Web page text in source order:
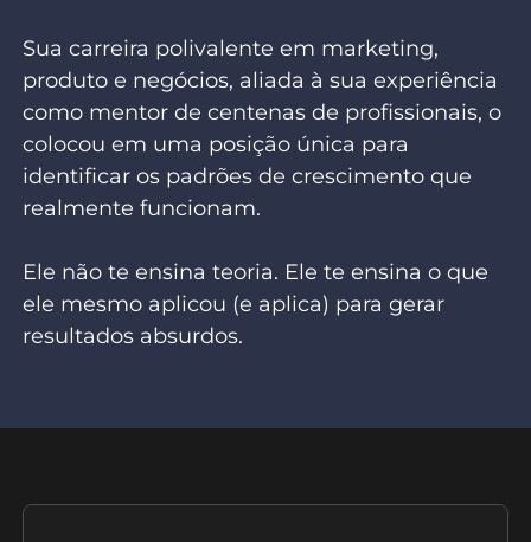
Sua carreira polivalente em marketing,
produto e negócios, aliada à sua experiência
como mentor de centenas de profissionais, o
colocou em uma posição única para
identificar os padrões de crescimento que
realmente funcionam.
Ele não te ensina teoria. Ele te ensina o que
ele mesmo aplicou (e aplica) para gerar
resultados absurdos.